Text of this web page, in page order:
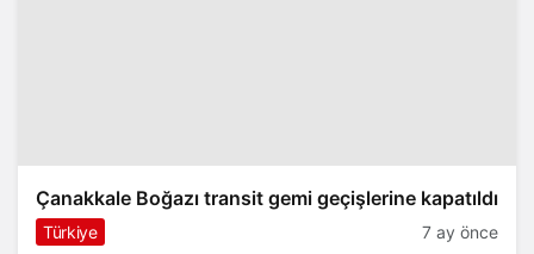
Çanakkale Boğazı transit gemi geçişlerine kapatıldı
Türkiye 7 ay önce